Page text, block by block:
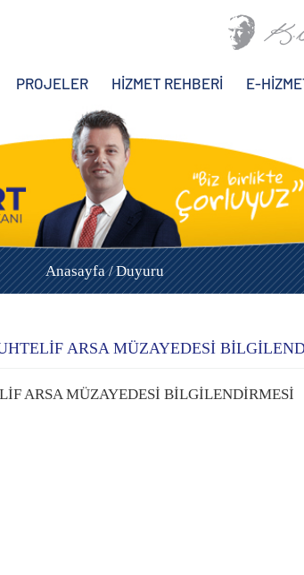
PROJELER HİZMET REHBERİ E-
Anasayfa /Duyuru
ARSA MÜZAYEDESİ
ARSA MÜZAYEDESİ BİLGİLENDİRMESİ